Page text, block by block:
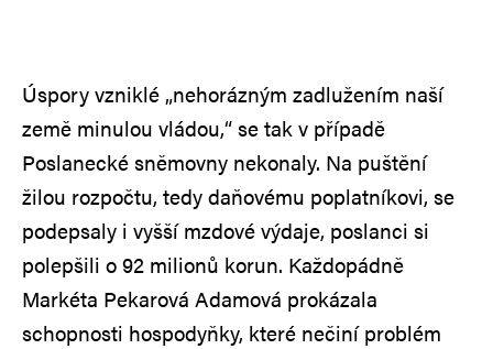
Úspory vzniklé „nehorázným zadlužením naší
země minulou vládou,“ se tak v případě
Poslanecké sněmovny nekonaly. Na puštění
žilou rozpočtu, tedy daňovému poplatníkovi, se
podepsaly i vyšší mzdové výdaje, poslanci si
polepšili o 92 milionů korun. Každopádně
Markéta Pekarová Adamová prokázala
schopnosti hospodyňky, které nečiní problém